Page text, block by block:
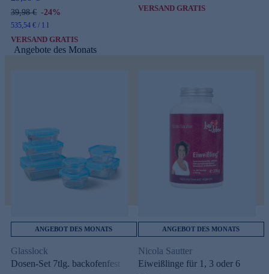
39,98 € -24%
535,54 € / 1 l
VERSAND GRATIS
VERSAND GRATIS
Angebote des Monats
ANGEBOT DES MONATS
Glasslock
Dosen-Set 7tlg. backofenfest
ANGEBOT DES MONATS
Nicola Sautter
Eiweißlinge für 1, 3 oder 6